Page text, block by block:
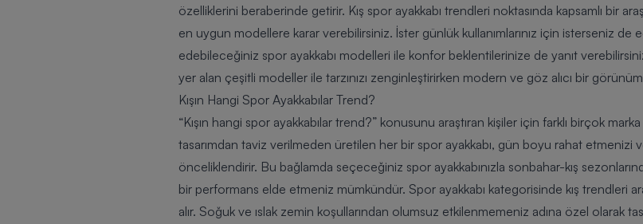
özelliklerini beraberinde getirir. Kış spor ayakkabı trendleri noktasında kapsamlı bir
en uygun modellere karar verebilirsiniz. İster günlük kullanımlarınız için isterseniz de
edebileceğiniz spor ayakkabı modelleri ile konfor beklentilerinize de yanıt
yer alan çeşitli modeller ile tarzınızı zenginleştirirken modern ve göz alıcı bir
Kışın Hangi Spor Ayakkabılar Trend?
“Kışın hangi spor ayakkabılar trend?” konusunu araştıran kişiler için farklı birçok
tasarımdan taviz verilmeden üretilen her bir spor ayakkabı, gün boyu rahat
önceliklendirir. Bu bağlamda seçeceğiniz spor ayakkabınızla sonbahar-kış
bir performans elde etmeniz mümkündür. Spor ayakkabı kategorisinde kış trendleri
alır. Soğuk ve ıslak zemin koşullarından olumsuz etkilenmemeniz adına özel olarak